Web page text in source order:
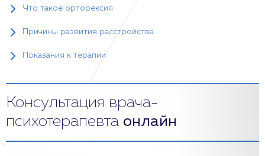
Что такое орторексия
Причины развития расстройства
Показания к терапии
Консультация врача-
психотерапевта онлайн